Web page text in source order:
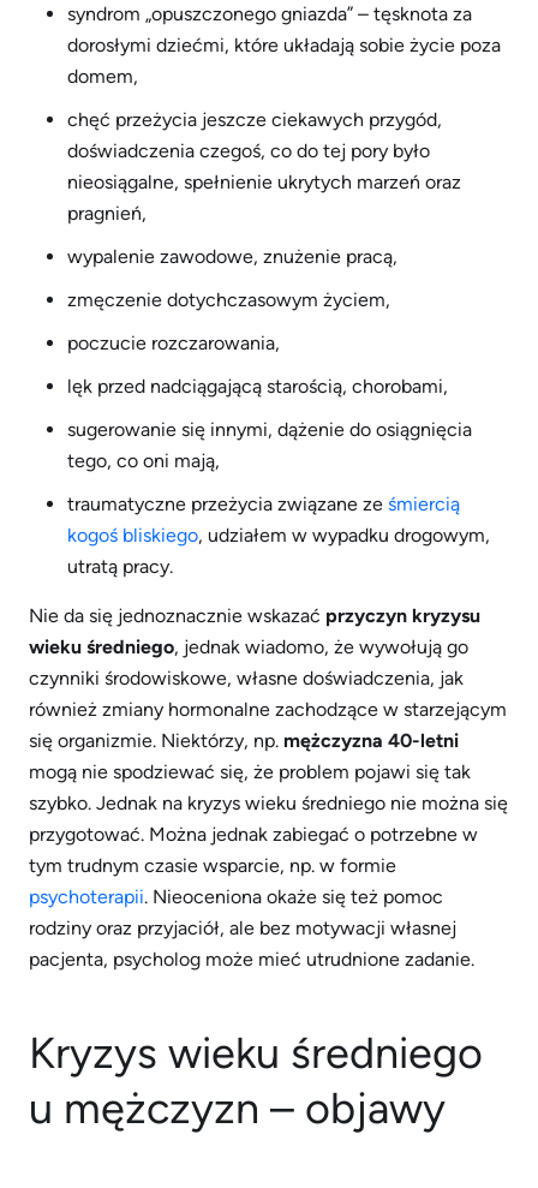
syndrom „opuszczonego gniazda” – tęsknota za
dorosłymi dziećmi, które układają sobie życie poza
domem,
chęć przeżycia jeszcze ciekawych przygód,
doświadczenia czegoś, co do tej pory było
nieosiągalne, spełnienie ukrytych marzeń oraz
pragnień,
wypalenie zawodowe, znużenie pracą,
zmęczenie dotychczasowym życiem,
poczucie rozczarowania,
lęk przed nadciągającą starością, chorobami,
sugerowanie się innymi, dążenie do osiągnięcia
tego, co oni mają,
traumatyczne przeżycia związane ze śmiercią
kogoś bliskiego, udziałem w wypadku drogowym,
utratą pracy.
Nie da się jednoznacznie wskazać przyczyn kryzysu
wieku średniego, jednak wiadomo, że wywołują go
czynniki środowiskowe, własne doświadczenia, jak
również zmiany hormonalne zachodzące w starzejącym
się organizmie. Niektórzy, np. mężczyzna 40-letni
mogą nie spodziewać się, że problem pojawi się tak
szybko. Jednak na kryzys wieku średniego nie można się
przygotować. Można jednak zabiegać o potrzebne w
tym trudnym czasie wsparcie, np. w formie
psychoterapii. Nieoceniona okaże się też pomoc
rodziny oraz przyjaciół, ale bez motywacji własnej
pacjenta, psycholog może mieć utrudnione zadanie.
Kryzys wieku średniego
u mężczyzn – objawy